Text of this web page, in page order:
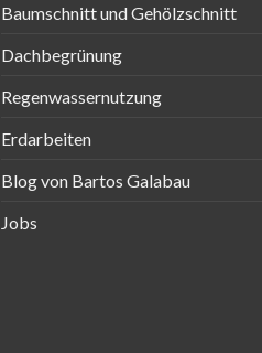
Baumschnitt und Gehölzschnitt
Dachbegrünung
Regenwassernutzung
Erdarbeiten
Blog von Bartos Galabau
Jobs